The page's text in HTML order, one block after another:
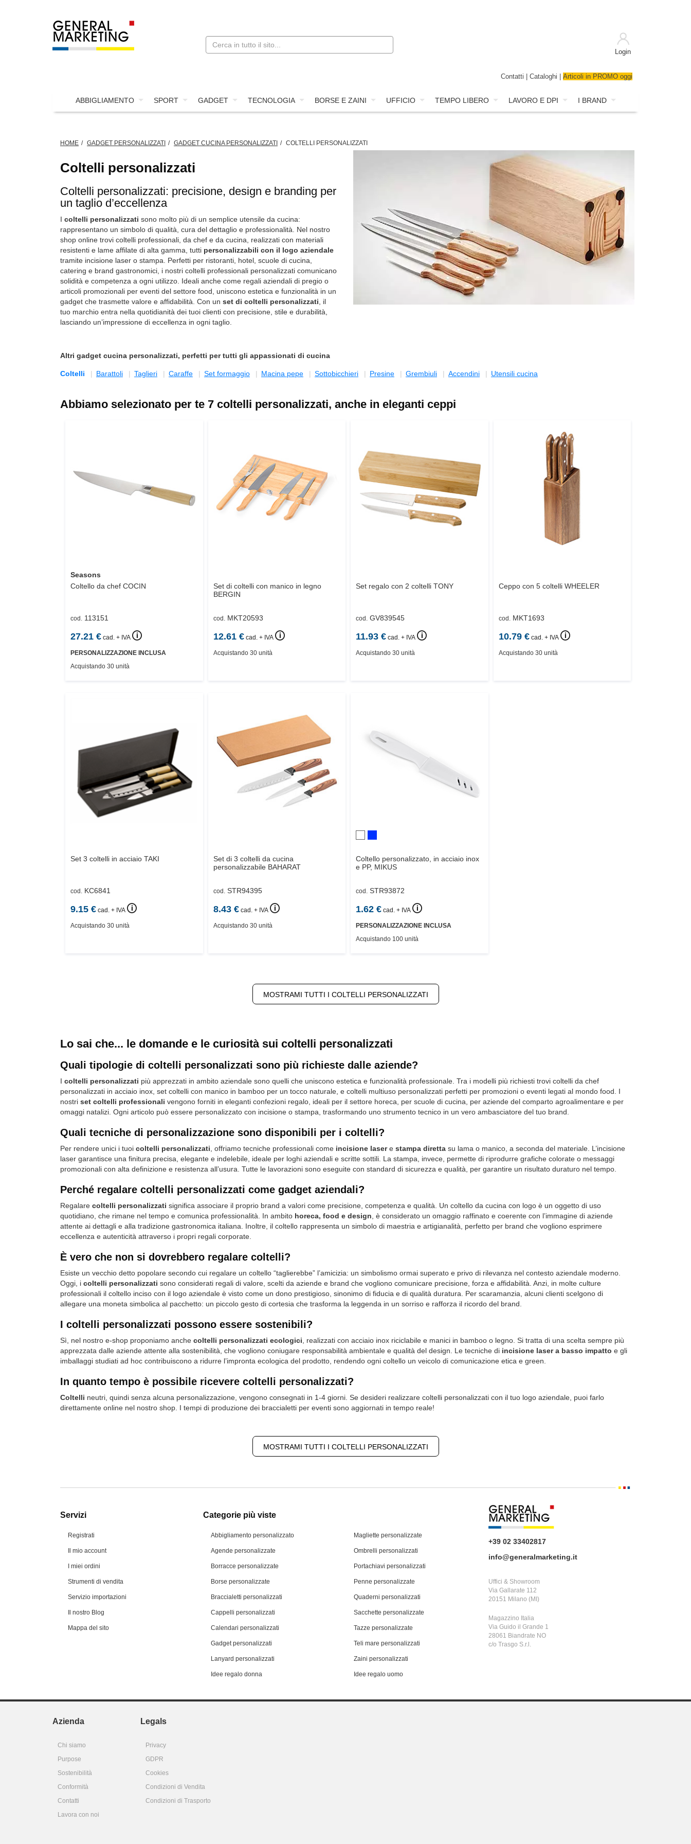
Login
Contatti Cataloghi Articoli in PROMO oggi
ABBIGLIAMENTO SPORT GADGET TECNOLOGIA BORSE E ZAINI UFFICIO TEMPO LIBERO LAVORO E DPI I BRAND
HOME GADGET PERSONALIZZATI GADGET CUCINA PERSONALIZZATI COLTELLI PERSONALIZZATI
Coltelli personalizzati
Coltelli personalizzati: precisione, design e branding per
un taglio d’eccellenza
I coltelli personalizzati sono molto più di un semplice utensile da cucina:
rappresentano un simbolo di qualità, cura del dettaglio e professionalità. Nel nostro
shop online trovi coltelli professionali, da chef e da cucina, realizzati con materiali
resistenti e lame affilate di alta gamma, tutti personalizzabili con il logo aziendale
tramite incisione laser o stampa. Perfetti per ristoranti, hotel, scuole di cucina,
catering e brand gastronomici, i nostri coltelli professionali personalizzati comunicano
solidità e competenza a ogni utilizzo. Ideali anche come regali aziendali di pregio o
articoli promozionali per eventi del settore food, uniscono estetica e funzionalità in un
gadget che trasmette valore e affidabilità. Con un set di coltelli personalizzati , il
tuo marchio entra nella quotidianità dei tuoi clienti con precisione, stile e durabilità,
lasciando un’impressione di eccellenza in ogni taglio.
Altri gadget cucina personalizzati, perfetti per tutti gli appassionati di cucina
Coltelli Barattoli Taglieri Caraffe Set formaggio Macina pepe Sottobicchieri Presine Grembiuli Accendini Utensili cucina
Abbiamo selezionato per te 7 coltelli personalizzati, anche in eleganti ceppi
Seasons
Coltello da chef COCIN
cod. 113151
27.21 € cad. + IVA 🛈
PERSONALIZZAZIONE INCLUSA
Acquistando 30 unità
Set di coltelli con manico in legno
BERGIN
cod. MKT20593
12.61€ cad. + IVA 🛈
Acquistando 30 unità
Set regalo con 2 coltelli TONY
cod. GV839545
11.93 € cad. + IVA 🛈
Acquistando 30 unità
Ceppo con 5 coltelli WHEELER
cod. MKT1693
10.79€ cad. + IVA 🛈
Acquistando 30 unità
Set 3 coltelli in acciaio TAKI
cod. KC6841
9.15 € cad. + IVA 🛈
Acquistando 30 unità
Set di 3 coltelli da cucina
personalizzabile BAHARAT
cod. STR94395
8.43€ cad. + IVA 🛈
Acquistando 30 unità
Coltello personalizzato, in acciaio inox
e PP, MIKUS
cod. STR93872
1.62 € cad. + IVA 🛈
PERSONALIZZAZIONE INCLUSA
Acquistando 100 unità
MOSTRAMI TUTTI I COLTELLI PERSONALIZZATI
Lo sai che... le domande e le curiosità sui coltelli personalizzati
Quali tipologie di coltelli personalizzati sono più richieste dalle aziende?
I coltelli personalizzati più apprezzati in ambito aziendale sono quelli che uniscono estetica e funzionalità professionale. Tra i modelli più richiesti trovi coltelli da chef
personalizzati in acciaio inox, set coltelli con manico in bamboo per un tocco naturale, e coltelli multiuso personalizzati perfetti per promozioni o eventi legati al mondo food. I
nostri set coltelli professionali vengono forniti in eleganti confezioni regalo, ideali per il settore horeca, per scuole di cucina, per aziende del comparto agroalimentare e per
omaggi natalizi. Ogni articolo può essere personalizzato con incisione o stampa, trasformando uno strumento tecnico in un vero ambasciatore del tuo brand.
Quali tecniche di personalizzazione sono disponibili per i coltelli?
Per rendere unici i tuoi coltelli personalizzati, offriamo tecniche professionali come incisione lasere stampa diretta su lama o manico, a seconda del materiale. L’incisione
laser garantisce una finitura precisa, elegante e indelebile, ideale per loghi aziendali e scritte sottili. La stampa, invece, permette di riprodurre grafiche colorate o messaggi
promozionali con alta definizione e resistenza all’usura. Tutte le lavorazioni sono eseguite con standard di sicurezza e qualità, per garantire un risultato duraturo nel tempo.
Perché regalare coltelli personalizzati come gadget aziendali?
Regalare coltelli personalizzati significa associare il proprio brand a valori come precisione, competenza e qualità. Un coltello da cucina con logo è un oggetto di uso
quotidiano, che rimane nel tempo e comunica professionalità. In ambito horeca, food e design, è considerato un omaggio raffinato e coerente con l’immagine di aziende
attente ai dettagli e alla tradizione gastronomica italiana. Inoltre, il coltello rappresenta un simbolo di maestria e artigianalità, perfetto per brand che vogliono esprimere
eccellenza e autenticità attraverso i propri regali corporate.
È vero che non si dovrebbero regalare coltelli?
Esiste un vecchio detto popolare secondo cui regalare un coltello “taglierebbe” l’amicizia: un simbolismo ormai superato e privo di rilevanza nel contesto aziendale moderno.
Oggi, i coltelli personalizzati sono considerati regali di valore, scelti da aziende e brand che vogliono comunicare precisione, forza e affidabilità. Anzi, in molte culture
professionali il coltello inciso con il logo aziendale è visto come un dono prestigioso, sinonimo di fiducia e di qualità duratura. Per scaramanzia, alcuni clienti scelgono di
allegare una moneta simbolica al pacchetto: un piccolo gesto di cortesia che trasforma la leggenda in un sorriso e rafforza il ricordo del brand.
I coltelli personalizzati possono essere sostenibili?
Sì, nel nostro e-shop proponiamo anche coltelli personalizzati ecologici, realizzati con acciaio inox riciclabile e manici in bamboo o legno. Si tratta di una scelta sempre più
apprezzata dalle aziende attente alla sostenibilità, che vogliono coniugare responsabilità ambientale e qualità del design. Le tecniche di incisione laser a basso impatto e gli
imballaggi studiati ad hoc contribuiscono a ridurre l’impronta ecologica del prodotto, rendendo ogni coltello un veicolo di comunicazione etica e green.
In quanto tempo è possibile ricevere coltelli personalizzati?
Coltelli neutri, quindi senza alcuna personalizzazione, vengono consegnati in 1-4 giorni. Se desideri realizzare coltelli personalizzati con il tuo logo aziendale, puoi farlo
direttamente online nel nostro shop. I tempi di produzione dei braccialetti per eventi sono aggiornati in tempo reale!
MOSTRAMI TUTTI I COLTELLI PERSONALIZZATI
Servizi
Registrati
Il mio account
I miei ordini
Strumenti di vendita
Servizio importazioni
Il nostro Blog
Mappa del sito
Categorie più viste
Abbigliamento personalizzato
Agende personalizzate
Borracce personalizzate
Borse personalizzate
Braccialetti personalizzati
Cappelli personalizzati
Calendari personalizzati
Gadget personalizzati
Lanyard personalizzati
Idee regalo donna
Magliette personalizzate
Ombrelli personalizzati
Portachiavi personalizzati
Penne personalizzate
Quaderni personalizzati
Sacchette personalizzate
Tazze personalizzate
Teli mare personalizzati
Zaini personalizzati
Idee regalo uomo
+39 02 33402817
info@generalmarketing.it
Uffici & Showroom
Via Gallarate 112
20151 Milano (MI)
Magazzino Italia
Via Guido il Grande 1
28061 Biandrate NO
c/o Trasgo S.r.l.
Azienda Legals
Chi siamo
Privacy
Purpose
GDPR
Sostenibilità
Cookies
Conformità
Condizioni di Vendita
Contatti
Condizioni di Trasporto
Lavora con noi